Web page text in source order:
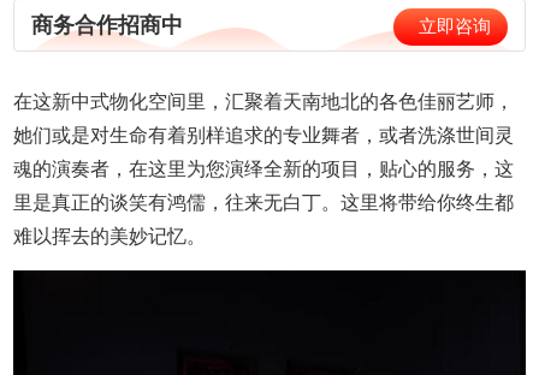
商务合作招商中 立即咨询
在这新中式物化空间里，汇聚着天南地北的各色佳丽艺师，
她们或是对生命有着别样追求的专业舞者，或者洗涤世间灵
魂的演奏者，在这里为您演绎全新的项目，贴心的服务，这
里是真正的谈笑有鸿儒，往来无白丁。这里将带给你终生都
难以挥去的美妙记忆。